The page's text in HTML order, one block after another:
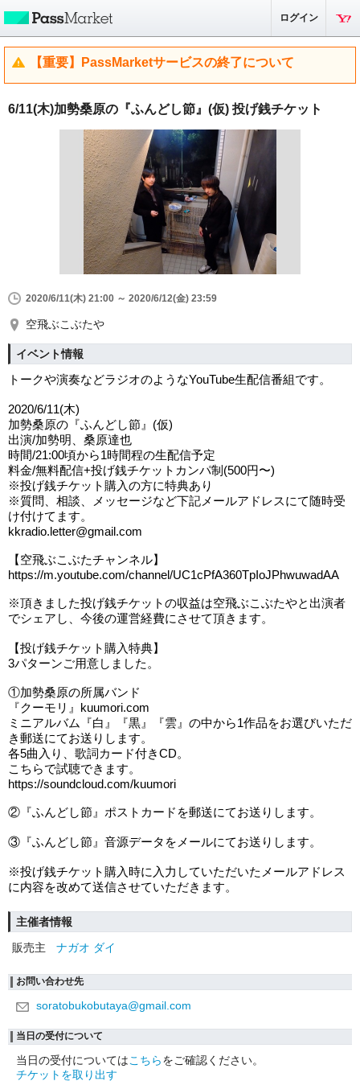
ログイン
【重要】PassMarketサービスの終了について
6/11(木)加勢桑原の『ふんどし節』(仮) 投げ銭チケット
2020/6/11(木) 21:00 ～ 2020/6/12(金) 23:59
空飛ぶこぶたや
イベント情報
トークや演奏などラジオのようなYouTube生配信番組です。
2020/6/11(木)
加勢桑原の『ふんどし節』(仮)
出演/加勢明、桑原達也
時間/21:00頃から1時間程の生配信予定
料金/無料配信+投げ銭チケットカンパ制(500円〜)
※投げ銭チケット購入の方に特典あり
※質問、相談、メッセージなど下記メールアドレスにて随時受
け付けてます。
kkradio.letter@gmail.com
【空飛ぶこぶたチャンネル】
https://m.youtube.com/channel/UC1cPfA360TpIoJPhwuwadAA
※頂きました投げ銭チケットの収益は空飛ぶこぶたやと出演者
でシェアし、今後の運営経費にさせて頂きます。
【投げ銭チケット購入特典】
3パターンご用意しました。
①加勢桑原の所属バンド
『クーモリ』kuumori.com
ミニアルバム『白』『黒』『雲』の中から1作品をお選びいただ
き郵送にてお送りします。
各5曲入り、歌詞カード付きCD。
こちらで試聴できます。
https://soundcloud.com/kuumori
②『ふんどし節』ポストカードを郵送にてお送りします。
③『ふんどし節』音源データをメールにてお送りします。
※投げ銭チケット購入時に入力していただいたメールアドレス
に内容を改めて送信させていただきます。
主催者情報
販売主
ナガオ ダイ
お問い合わせ先
soratobukobutaya@gmail.com
当日の受付について
当日の受付についてはこちらをご確認ください。
チケットを取り出す